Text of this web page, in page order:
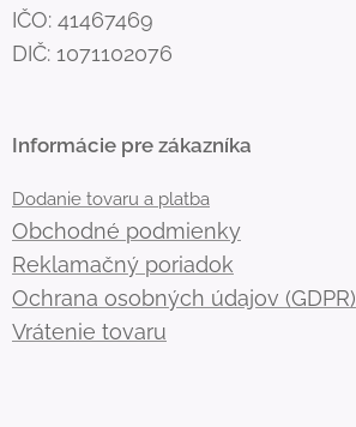
IČO: 41467469
DIČ: 1071102076
Informácie pre zákazníka
Dodanie tovaru a platba
Obchodné podmienky
Reklamačný poriadok
Ochrana osobných údajov (GDPR)
Vrátenie tovaru